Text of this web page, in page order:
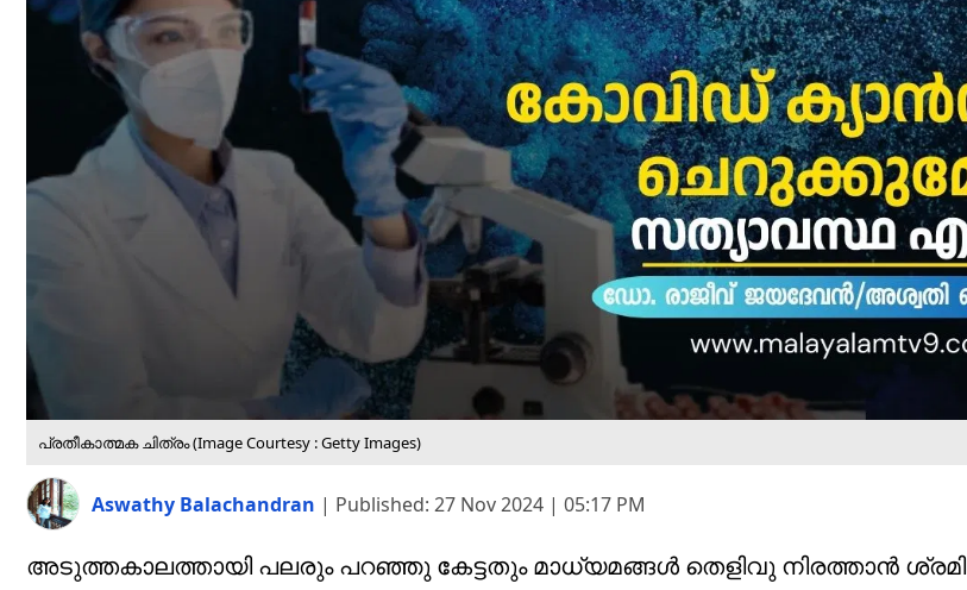
പ്രതീകാത്മക ചിത്രം (Image Courtesy : Getty Images)
Aswathy Balachandran | Published: 27 Nov 2024 | 05:17 PM
അടുത്തകാലത്തായി പലരും പറഞ്ഞു കേട്ടതും മാധ്യമങ്ങൾ തെളിവു നിരത്താൻ